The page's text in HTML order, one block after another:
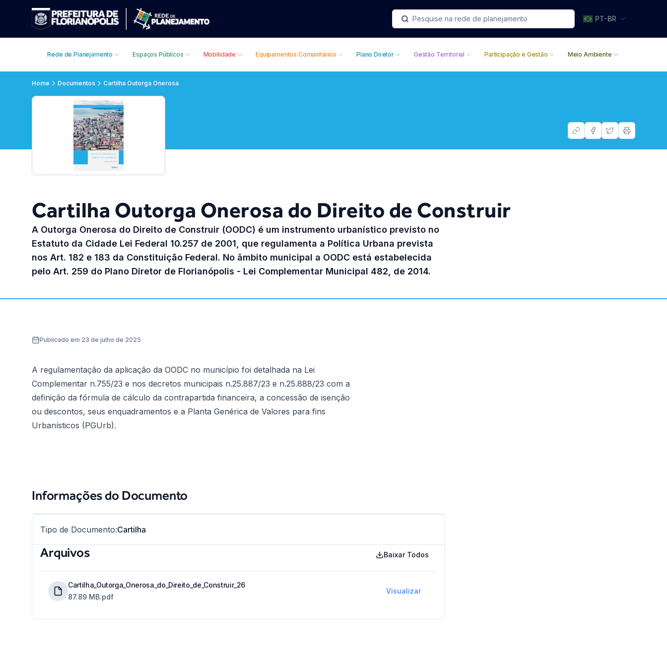
PT-BR
Rede de Planejamento Espaços Públicos Mobilidade Equipamentos Comunitários Plano Diretor Gestão Territorial Participação e Gestão Meio Ambiente
Home Documentos Cartilha Outorga Onerosa
Cartilha Outorga Onerosa do Direito de Construir
A Outorga Onerosa do Direito de Construir (OODC) é um instrumento urbanístico previsto no
Estatuto da Cidade Lei Federal 10.257 de 2001, que regulamenta a Política Urbana prevista
nos Art. 182 e 183 da Constituição Federal. No âmbito municipal a OODC está estabelecida
pelo Art. 259 do Plano Diretor de Florianópolis - Lei Complementar Municipal 482, de 2014.
Publicado em 23 de julho de 2025
A regulamentação da aplicação da OODC no município foi detalhada na Lei
Complementar n.755/23 e nos decretos municipais n.25.887/23 e n.25.888/23 com a
definição da fórmula de cálculo da contrapartida financeira, a concessão de isenção
ou descontos, seus enquadramentos e a Planta Genérica de Valores para fins
Urbanísticos (PGUrb).
Informações do Documento
Tipo de Documento:Cartilha
Arquivos Baixar Todos
Cartilha_Outorga_Onerosa_do_Direito_de_Construir_26
87.89 MB.pdf
Visualizar